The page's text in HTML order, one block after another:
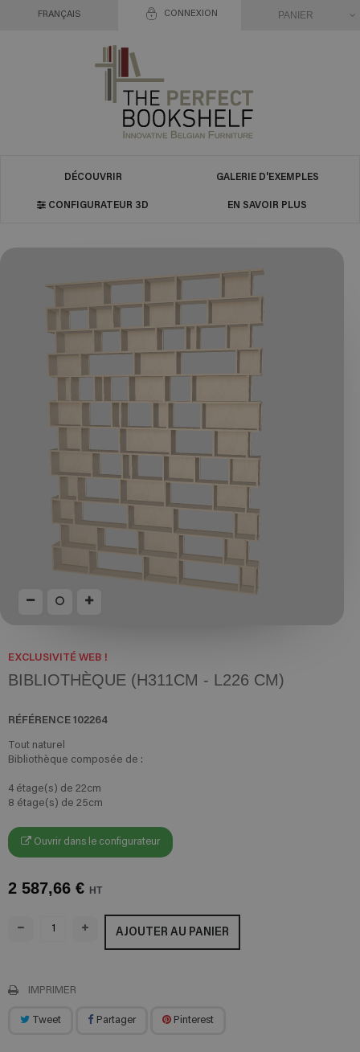
CONNEXION
FRANÇAIS PANIER
DÉCOUVRIR GALERIE D'EXEMPLES
CONFIGURATEUR 3D EN SAVOIR PLUS
EXCLUSIVITÉ WEB !
BIBLIOTHÈQUE (H311CM - L226 CM)
RÉFÉRENCE102264
Tout naturel
Bibliothèque composée de :
4 étage(s) de 22cm
8 étage(s) de 25cm
Ouvrir dans le configurateur
2 587,66 € HT
AJOUTER AU PANIER
IMPRIMER
Tweet Partager Pinterest